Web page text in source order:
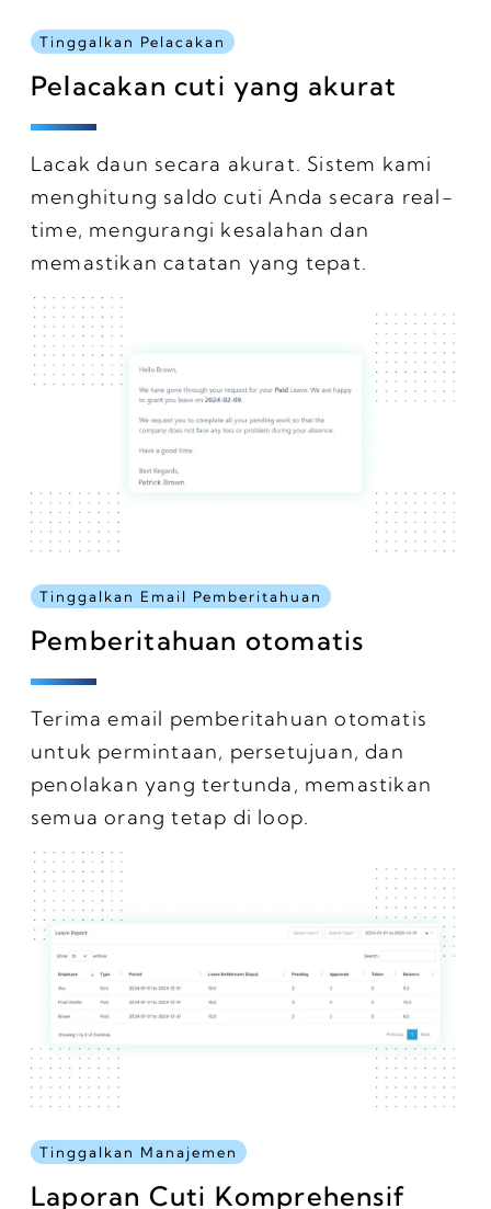
Tinggalkan Pelacakan
Pelacakan cuti yang akurat
Lacak daun secara akurat. Sistem kami
menghitung saldo cuti Anda secara real-
time, mengurangi kesalahan dan
memastikan catatan yang tepat.
Tinggalkan Email Pemberitahuan
Pemberitahuan otomatis
Terima email pemberitahuan otomatis
untuk permintaan, persetujuan, dan
penolakan yang tertunda, memastikan
semua orang tetap di loop.
Tinggalkan Manajemen
Laporan Cuti Komprehensif